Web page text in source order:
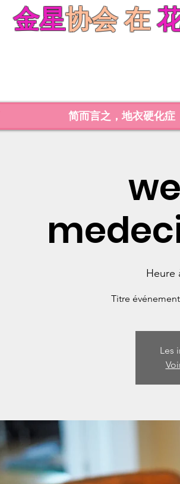
金星协会 在
简而言之，地衣硬化症
Heure
Titre
Les